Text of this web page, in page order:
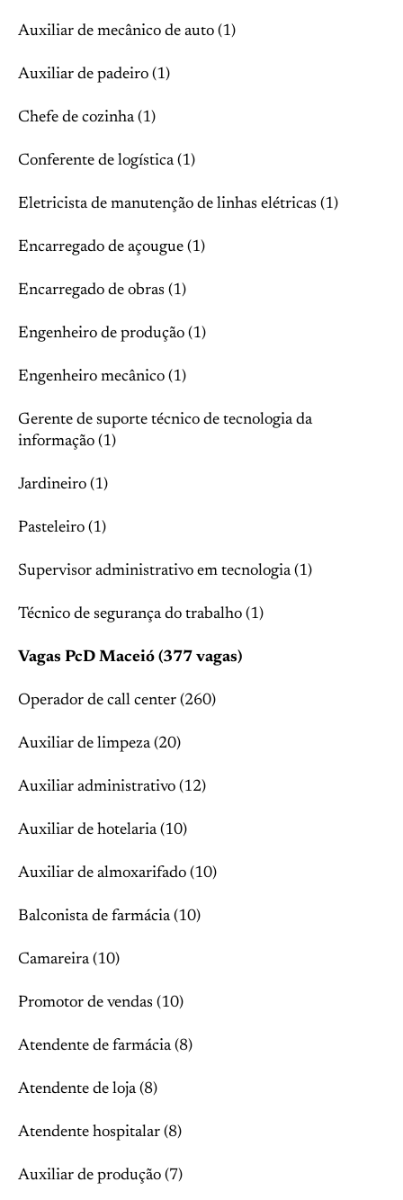
Auxiliar de mecânico de auto (1)
Auxiliar de padeiro (1)
Chefe de cozinha (1)
Conferente de logística (1)
Eletricista de manutenção de linhas elétricas (1)
Encarregado de açougue (1)
Encarregado de obras (1)
Engenheiro de produção (1)
Engenheiro mecânico (1)
Gerente de suporte técnico de tecnologia da
informação (1)
Jardineiro (1)
Pasteleiro (1)
Supervisor administrativo em tecnologia (1)
Técnico de segurança do trabalho (1)
Vagas PcD Maceió (377 vagas)
Operador de call center (260)
Auxiliar de limpeza (20)
Auxiliar administrativo (12)
Auxiliar de hotelaria (10)
Auxiliar de almoxarifado (10)
Balconista de farmácia (10)
Camareira (10)
Promotor de vendas (10)
Atendente de farmácia (8)
Atendente de loja (8)
Atendente hospitalar (8)
Auxiliar de produção (7)